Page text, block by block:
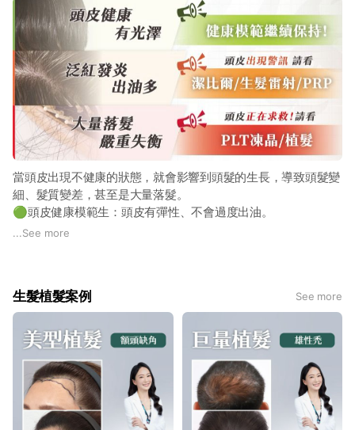
當頭皮出現不健康的狀態，就會影響到頭髮的生長，導致頭髮變
細、髮質變差，甚至是大量落髮。
🟢頭皮健康模範生：頭皮有彈性、不會過度出油。
🟠頭皮出現警訊：頭髮出油、頭皮冒痘、頭皮容易發癢。
...See more
生髮植髮案例 See more